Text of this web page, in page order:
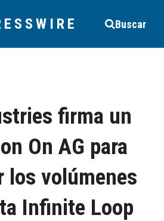
Buscar
firma un
On AG para
los volúmenes
Infinite Loop